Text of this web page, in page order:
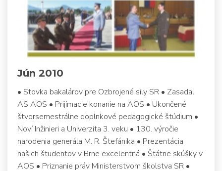
Jún 2010
• Stovka bakalárov pre Ozbrojené sily SR • Zasadal
AS AOS • Prijímacie konanie na AOS • Ukončené
štvorsemestrálne doplnkové pedagogické štúdium •
Noví Inžinieri a Univerzita 3. veku • 130. výročie
narodenia generála M. R. Štefánika • Prezentácia
našich študentov v Brne excelentná • Štátne skúšky v
AOS • Priznanie práv Ministerstvom školstva SR •